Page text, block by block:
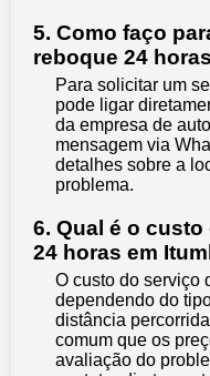
5. Como faço
reboque 24
Para solicitar um
pode ligar
da empresa de
mensagem via
detalhes sobre a
problema.
6. Qual é o
24 horas em
O custo do serviço
dependendo do
distância
comum que os
avaliação do